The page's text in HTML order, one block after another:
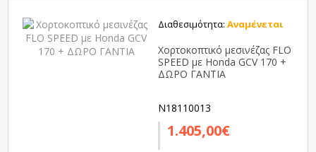
Διαθεσιμότητα: Αναμένεται
Χορτοκοπτικό μεσινέζας FLO
SPEED με Honda GCV 170 +
ΔΩΡΟ ΓΑΝΤΙΑ
N18110013
1.405,00€